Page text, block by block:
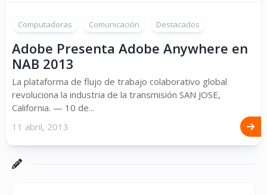
Computadoras Comunicación Destacados
Adobe Presenta Adobe Anywhere en
NAB 2013
La plataforma de flujo de trabajo colaborativo global
revoluciona la industria de la transmisión SAN JOSE,
California. — 10 de...
11 abril, 2013